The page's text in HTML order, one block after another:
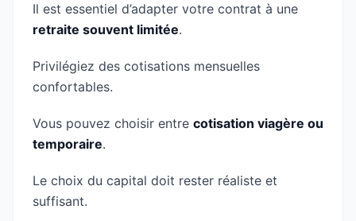
Il est essentiel d’adapter votre contrat à une
retraite souvent limitée.
Privilégiez des cotisations mensuelles
confortables.
Vous pouvez choisir entre cotisation viagère ou
temporaire.
Le choix du capital doit rester réaliste et
suffisant.